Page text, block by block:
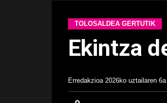
TOLOSALDEA GERTUTIK
Ekintza
Erredakzioa 2026ko uztailaren 6a